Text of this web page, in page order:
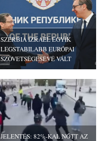
SZERBIA IZRAEL EGYIK
LEGSTABILABB EURÓPAI
SZÖVETSÉGESÉVÉ VÁLT
JELENTÉS: 82%-KAL NŐTT AZ